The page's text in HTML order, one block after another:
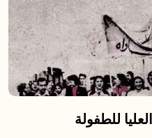
للطفولة